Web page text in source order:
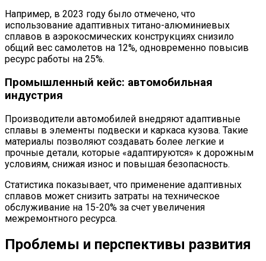
Например, в 2023 году было отмечено, что
использование адаптивных титано-алюминиевых
сплавов в аэрокосмических конструкциях снизило
общий вес самолетов на 12%, одновременно повысив
ресурс работы на 25%.
Промышленный кейс: автомобильная
индустрия
Производители автомобилей внедряют адаптивные
сплавы в элементы подвески и каркаса кузова. Такие
материалы позволяют создавать более легкие и
прочные детали, которые «адаптируются» к дорожным
условиям, снижая износ и повышая безопасность.
Статистика показывает, что применение адаптивных
сплавов может снизить затраты на техническое
обслуживание на 15-20% за счет увеличения
межремонтного ресурса.
Проблемы и перспективы развития